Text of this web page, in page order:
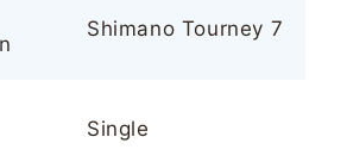
Shimano Tourney 7
Single